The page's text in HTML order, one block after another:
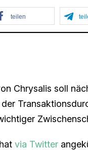
teilen
Chrysalis soll
via Twitter